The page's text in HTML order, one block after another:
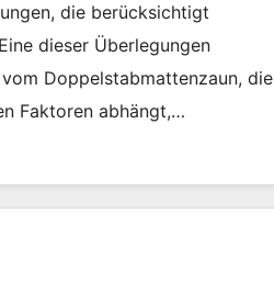
die berücksichtigt
dieser Überlegungen
Doppelstabmattenzaun, die
Faktoren abhängt,…